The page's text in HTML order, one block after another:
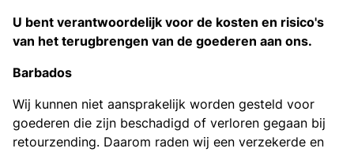
U bent verantwoordelijk voor de kosten en risico's
van het terugbrengen van de goederen aan ons.
Barbados
Wij kunnen niet aansprakelijk worden gesteld voor
goederen die zijn beschadigd of verloren gegaan bij
retourzending. Daarom raden wij een verzekerde en